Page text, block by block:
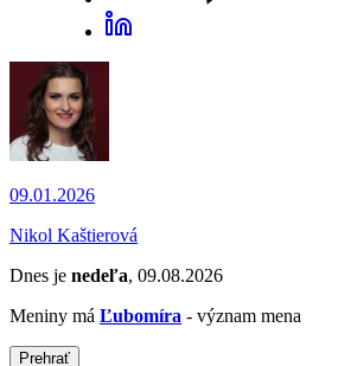
09.01.2026
Nikol Kaštierová
Dnes je nedeľa, 09.08.2026
Meniny má Ľubomíra - význam mena
Prehrať